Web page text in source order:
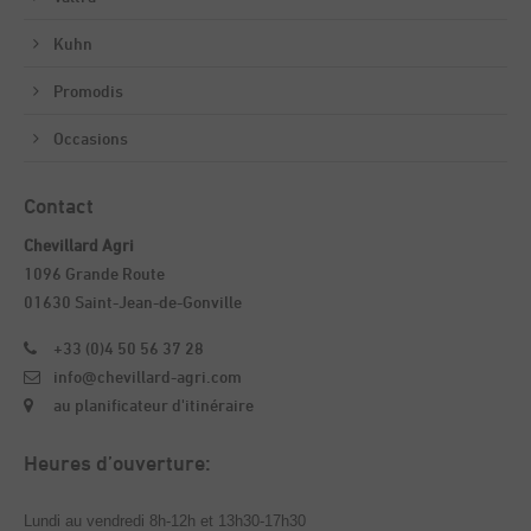
Kuhn
Promodis
Occasions
Contact
Chevillard Agri
1096 Grande Route
01630 Saint-Jean-de-Gonville
+33 (0)4 50 56 37 28
info@chevillard-agri.com
au planificateur d'itinéraire
Heures d’ouverture:
Lundi au vendredi 8h-12h et 13h30-17h30